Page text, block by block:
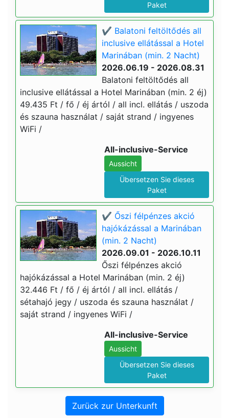
Paket
✔️ Balatoni feltöltődés all
inclusive ellátással a Hotel
Marinában (min. 2 Nacht)
2026.06.19 - 2026.08.31
Balatoni feltöltődés all
inclusive ellátással a Hotel Marinában (min. 2 éj)
49.435 Ft / fő / éj ártól / all incl. ellátás / uszoda
és szauna használat / saját strand / ingyenes
WiFi /
All-inclusive-Service
Aussicht
Übersetzen Sie dieses
Paket
✔️ Őszi félpénzes akció
hajókázással a Marinában
(min. 2 Nacht)
2026.09.01 - 2026.10.11
Őszi félpénzes akció
hajókázással a Hotel Marinában (min. 2 éj)
32.446 Ft / fő / éj ártól / all incl. ellátás /
sétahajó jegy / uszoda és szauna használat /
saját strand / ingyenes WiFi /
All-inclusive-Service
Aussicht
Übersetzen Sie dieses
Paket
Zurück zur Unterkunft